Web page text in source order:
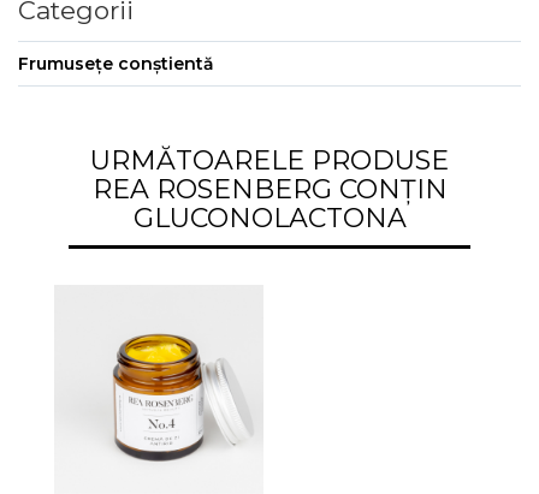
Categorii
Frumusețe conștientă
URMĂTOARELE PRODUSE
REA ROSENBERG CONȚIN
GLUCONOLACTONA